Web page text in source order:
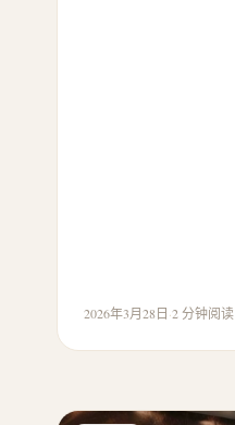
2026年3月28日·2 分钟阅读